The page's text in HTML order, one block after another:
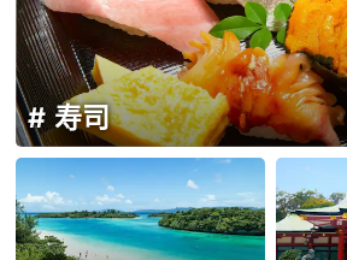
寿司